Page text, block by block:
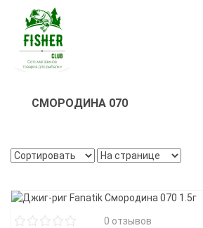
СМОРОДИНА 070
0 отзывов